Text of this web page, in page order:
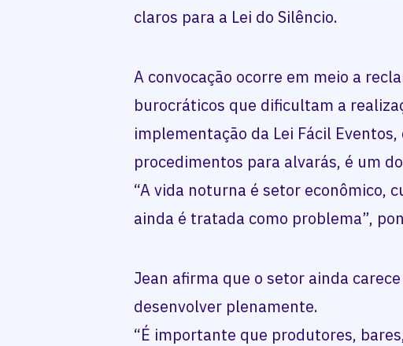
claros para a Lei do Silêncio.
A convocação ocorre em meio a
burocráticos que dificultam a
implementação da Lei Fácil
procedimentos para alvarás, é um
“A vida noturna é setor econômico,
ainda é tratada como problema”,
Jean afirma que o setor ainda
desenvolver plenamente.
“É importante que produtores,